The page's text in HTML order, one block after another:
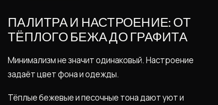
ПАЛИТРА И НАСТРОЕНИЕ: ОТ
ТЁПЛОГО БЕЖА ДО ГРАФИТА
Минимализм не значит одинаковый. Настроение
задаёт цвет фона и одежды.
Тёплые бежевые и песочные тона дают уют и